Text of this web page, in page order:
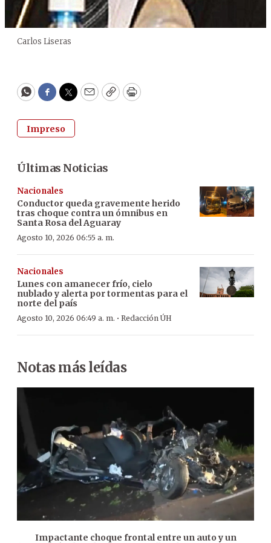
Carlos Liseras
WhatsApp
Facebook
Twitter
EmailCopyPrint
Impreso
Últimas Noticias
Nacionales
Conductor queda gravemente herido
tras choque contra un ómnibus en
Santa Rosa del Aguaray
Agosto 10, 2026 06:55 a. m.
Nacionales
Lunes con amanecer frío, cielo
nublado y alerta por tormentas para el
norte del país
Agosto 10, 2026 06:49 a. m. · Redacción ÚH
Notas más leídas
Impactante choque frontal entre un auto y un